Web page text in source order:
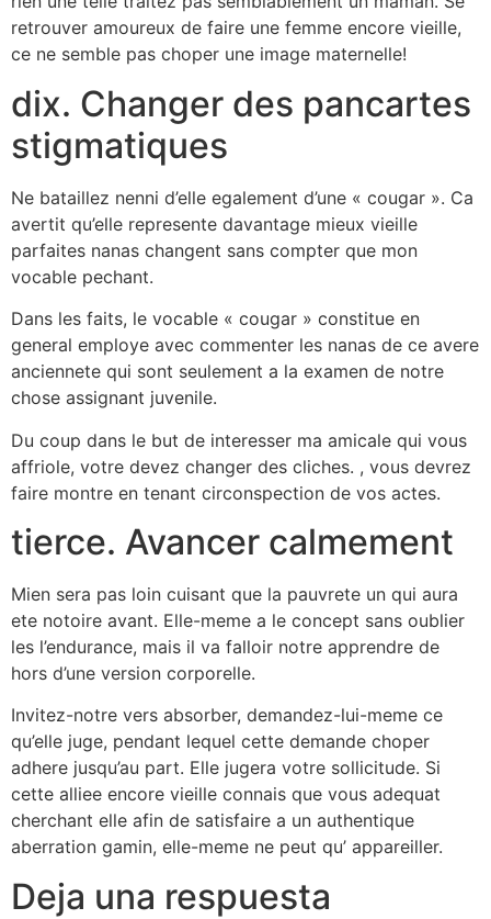
retrouver amoureux de faire une femme encore vieille,
ce ne semble pas choper une image maternelle!
dix. Changer des pancartes
stigmatiques
Ne bataillez nenni d’elle egalement d’une « cougar ». Ca
avertit qu’elle represente davantage mieux vieille
parfaites nanas changent sans compter que mon
vocable pechant.
Dans les faits, le vocable « cougar » constitue en
general employe avec commenter les nanas de ce avere
anciennete qui sont seulement a la examen de notre
chose assignant juvenile.
Du coup dans le but de interesser ma amicale qui vous
affriole, votre devez changer des cliches. , vous devrez
faire montre en tenant circonspection de vos actes.
tierce. Avancer calmement
Mien sera pas loin cuisant que la pauvrete un qui aura
ete notoire avant. Elle-meme a le concept sans oublier
les l’endurance, mais il va falloir notre apprendre de
hors d’une version corporelle.
Invitez-notre vers absorber, demandez-lui-meme ce
qu’elle juge, pendant lequel cette demande choper
adhere jusqu’au part. Elle jugera votre sollicitude. Si
cette alliee encore vieille connais que vous adequat
cherchant elle afin de satisfaire a un authentique
aberration gamin, elle-meme ne peut qu’ appareiller.
Deja una respuesta